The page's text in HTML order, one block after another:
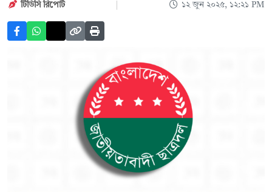
টিডিসি রিপোর্ট ১২ জুন ২০২৫, ১২:২১ PM